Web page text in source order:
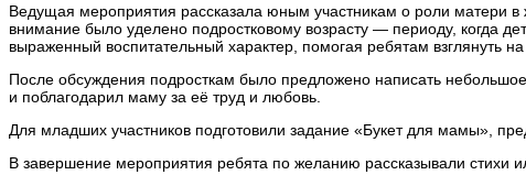
Ведущая мероприятия рассказала юным участникам о роли матери
внимание было уделено подростковому возрасту — периоду, когда
выраженный воспитательный характер, помогая ребятам взглянуть
После обсуждения подросткам было предложено написать
и поблагодарил маму за её труд и любовь.
Для младших участников подготовили задание «Букет для мамы»,
В завершение мероприятия ребята по желанию рассказывали стихи